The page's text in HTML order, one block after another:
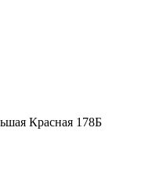
Красная 178Б